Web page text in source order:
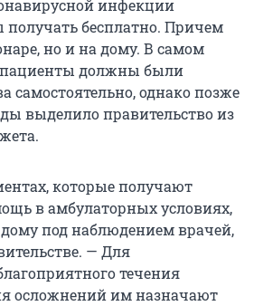
инфекции
бесплатно. Причем
но и на дому. В самом
должны были
самостоятельно, однако позже
выделило правительство из
которые получают
в амбулаторных условиях,
дому под наблюдением врачей,
— Для
течения
осложнений им назначают